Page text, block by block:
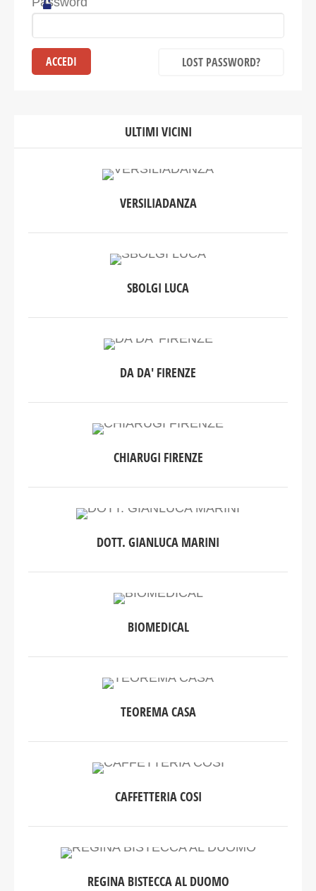
LOST PASSWORD?
ULTIMI VICINI
VERSILIADANZA
SBOLGI LUCA
DA DA' FIRENZE
CHIARUGI FIRENZE
DOTT. GIANLUCA MARINI
BIOMEDICAL
TEOREMA CASA
CAFFETTERIA COSI
REGINA BISTECCA AL DUOMO